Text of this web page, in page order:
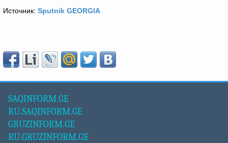
Источник: Sputnik GEORGIA
SAQINFORM.GE
RU.SAQINFORM.GE
GRUZINFORM.GE
RU.GRUZINFORM.GE